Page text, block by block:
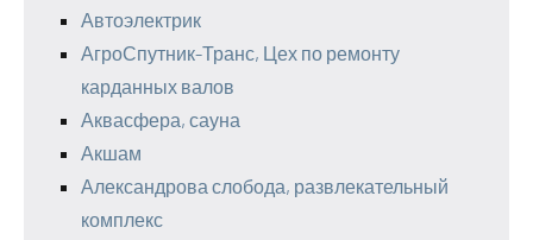
Автоэлектрик
АгроСпутник-Транс, Цех по ремонту
карданных валов
Аквасфера, сауна
Акшам
Александрова слобода, развлекательный
комплекс